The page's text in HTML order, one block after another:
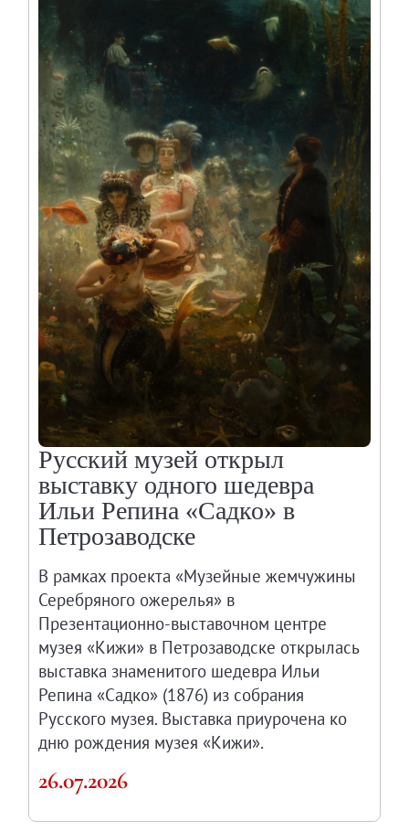
Русский музей открыл
выставку одного шедевра
Ильи Репина «Садко» в
Петрозаводске
В рамках проекта «Музейные жемчужины
Серебряного ожерелья» в
Презентационно-выставочном центре
музея «Кижи» в Петрозаводске открылась
выставка знаменитого шедевра Ильи
Репина «Садко» (1876) из собрания
Русского музея. Выставка приурочена ко
дню рождения музея «Кижи».
26.07.2026